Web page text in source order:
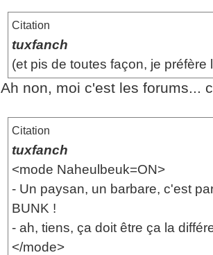
Citation
tuxfanch
(et pis de toutes façon, je préfère
Ah non, moi c'est les forums...
Citation
tuxfanch
<mode Naheulbeuk=ON>
- Un paysan, un barbare, c'est
BUNK !
- ah, tiens, ça doit être ça la
</mode>